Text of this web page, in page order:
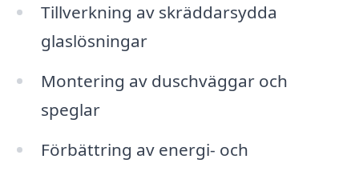
Tillverkning av skräddarsydda
glaslösningar
Montering av duschväggar och
speglar
Förbättring av energi- och